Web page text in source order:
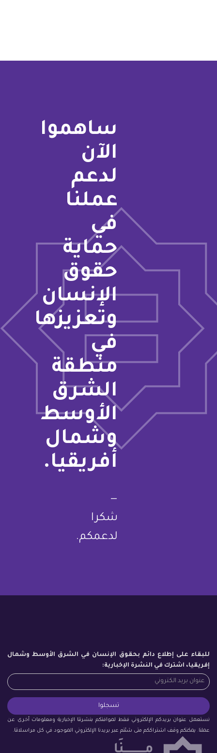
ساهموا
الآن
لدعم
عملنا
في
حماية
حقوق
الإنسان
وتعزيزها
في
منطقة
الشرق
الأوسط
وشمال
أفريقيا.
—
شكرا
لدعمكم.
للبقاء على إطلاع دائم بحقوق الإنسان في الشرق الأوسط وشمال
إفريقيا، اشترك في النشرة الإخبارية:
نستعمل عنوان بريدكم الإلكتروني فقط لموافتكم بنشرتنا الإخبارية ومعلومات أخرى عن
عملنا. يمكنكم وقف اشتراككم متى شئتم عبر بريدنا الإلكتروني الموجود في كل مراسلاتنا.